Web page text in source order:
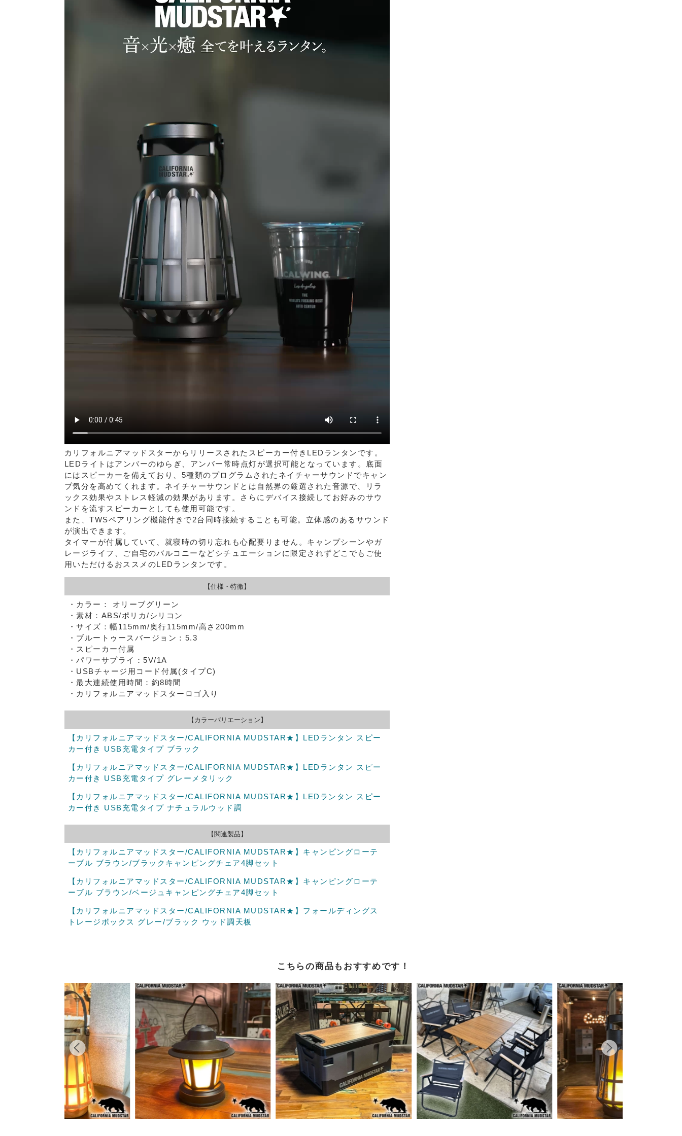
カリフォルニアマッドスターからリリースされたスピーカー付きLEDランタンです。
LEDライトはアンバーのゆらぎ、アンバー常時点灯が選択可能となっています。底面
にはスピーカーを備えており、5種類のプログラムされたネイチャーサウンドでキャン
プ気分を高めてくれます。ネイチャーサウンドとは自然界の厳選された音源で、リラ
ックス効果やストレス軽減の効果があります。さらにデバイス接続してお好みのサウ
ンドを流すスピーカーとしても使用可能です。
また、TWSペアリング機能付きで2台同時接続することも可能。立体感のあるサウンド
が演出できます。
タイマーが付属していて、就寝時の切り忘れも心配要りません。キャンプシーンやガ
レージライフ、ご自宅のバルコニーなどシチュエーションに限定されずどこでもご使
用いただけるおススメのLEDランタンです。
【仕様・特徴】
・カラー： オリーブグリーン
・素材：ABS/ポリカ/シリコン
・サイズ：幅115mm/奥行115mm/高さ200mm
・ブルートゥースバージョン：5.3
・スピーカー付属
・パワーサプライ：5V/1A
・USBチャージ用コード付属(タイプC)
・最大連続使用時間：約8時間
・カリフォルニアマッドスターロゴ入り
【カラーバリエーション】
【カリフォルニアマッドスター/CALIFORNIA MUDSTAR★】LEDランタン スピー
カー付き USB充電タイプ ブラック
【カリフォルニアマッドスター/CALIFORNIA MUDSTAR★】LEDランタン スピー
カー付き USB充電タイプ グレーメタリック
【カリフォルニアマッドスター/CALIFORNIA MUDSTAR★】LEDランタン スピー
カー付き USB充電タイプ ナチュラルウッド調
【関連製品】
【カリフォルニアマッドスター/CALIFORNIA MUDSTAR★】キャンピングローテ
ーブル ブラウン/ブラックキャンピングチェア4脚セット
【カリフォルニアマッドスター/CALIFORNIA MUDSTAR★】キャンピングローテ
ーブル ブラウン/ベージュキャンピングチェア4脚セット
【カリフォルニアマッドスター/CALIFORNIA MUDSTAR★】フォールディングス
トレージボックス グレー/ブラック ウッド調天板
こちらの商品もおすすめです！